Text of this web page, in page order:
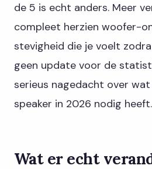
de 5 is echt anders. Meer
compleet herzien woofer-
stevigheid die je voelt
geen update voor de
serieus nagedacht over
speaker in 2026 nodig heeft.
Wat er echt